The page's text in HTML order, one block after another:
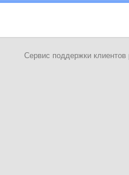
Сервис поддержки